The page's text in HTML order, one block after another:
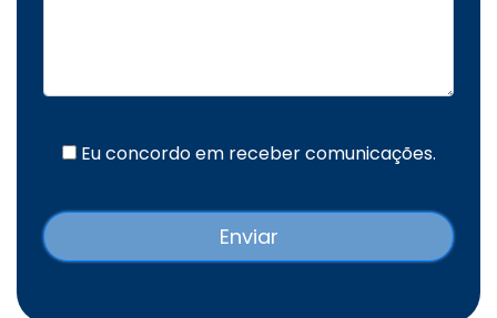
Eu concordo em receber comunicações.